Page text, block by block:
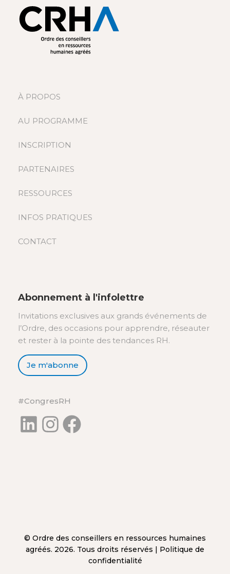
À PROPOS
AU PROGRAMME
INSCRIPTION
PARTENAIRES
RESSOURCES
INFOS PRATIQUES
CONTACT
Abonnement à l'infolettre
Invitations exclusives aux grands événements de
l’Ordre, des occasions pour apprendre, réseauter
et rester à la pointe des tendances RH.
Je m'abonne
#CongresRH
LinkedIn Instagram Facebook
© Ordre des conseillers en ressources humaines
agréés. 2026. Tous droits réservés | Politique de
confidentialité